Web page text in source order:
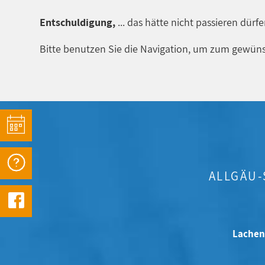
Entschuldigung, ... das hätte nicht passieren
Bitte benutzen Sie die Navigation, um zum